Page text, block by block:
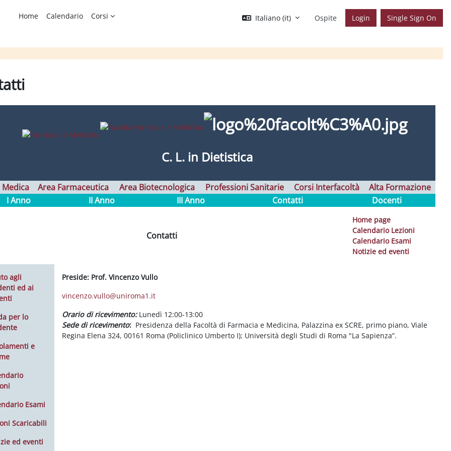
Home Calendario Corsi Italiano ‎(it)‎ Ospite Login Single Sign On
C. L. in Dietistica
Medica Area Farmaceutica Area Biotecnologica Professioni Sanitarie Corsi Interfacoltà
Alta Formazione
I Anno
II Anno III Anno Contatti Docenti
Contatti
Home page
Calendario Lezioni
Calendario Esami
Notizie ed eventi
agli
ed ai
per lo
e
Esami
Scaricabili
ed eventi
Preside: Prof. Vincenzo Vullo
vincenzo.vullo@uniroma1.it
Orario di ricevimento: Lunedì 12:00-13:00
Sede di ricevimento: Presidenza della Facoltà di Farmacia e Medicina, Palazzina ex SCRE, primo piano, Viale
Regina Elena 324, 00161 Roma (Policlinico Umberto I); Università degli Studi di Roma "La Sapienza”.